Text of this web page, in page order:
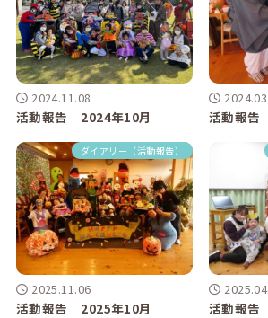
2024.11.08
活動報告 2024年10月 活動報
ダイアリー（活動報告）
2025.11.06
活動報告 2025年10月 活動報